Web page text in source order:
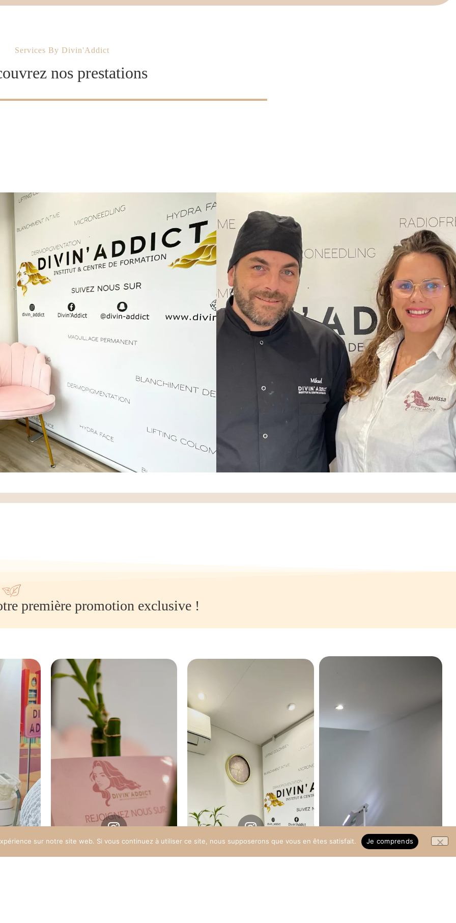
Services By Divin'Addict
nos prestations
première promotion exclusive !
Instagram
@divin_addict
Instagram
@divin_addict
sur notre site web. Si vous continuez à utiliser ce site, nous supposerons que vous en êtes satisfait. Je comprends